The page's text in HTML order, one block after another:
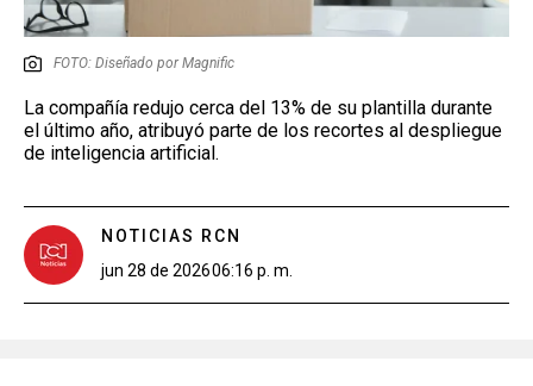
FOTO: Diseñado por Magnific
La compañía redujo cerca del 13% de su plantilla durante
el último año, atribuyó parte de los recortes al despliegue
de inteligencia artificial.
NOTICIAS RCN
jun 28 de 202606:16 p. m.